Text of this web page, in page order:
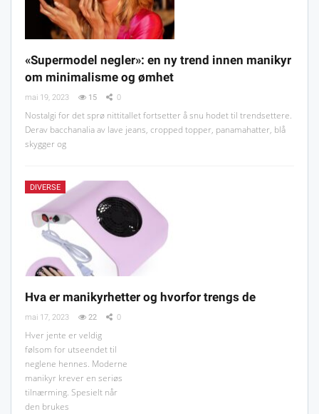
«Supermodel negler»: en ny trend innen manikyr
om minimalisme og ømhet
mai 19, 2023 15 0
Nostalgi for det sprø nittitallet fortsetter å snu hodet til trendsettere.
Derav bacchanalia av lave jeans, cropped topper, panamahatter, blå
skygger og
DIVERSE
Hva er manikyrhetter og hvorfor trengs de
mai 17, 2023 22 0
Hver jente er veldig
følsom for utseendet til
neglene hennes. Moderne
manikyr krever en seriøs
tilnærming. Spesielt når
den brukes